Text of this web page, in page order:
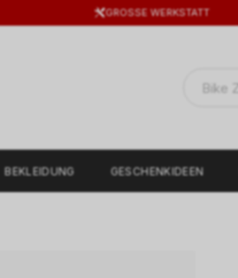
GROSSE WERKSTATT
BEKLEIDUNG GESCHENKIDEEN